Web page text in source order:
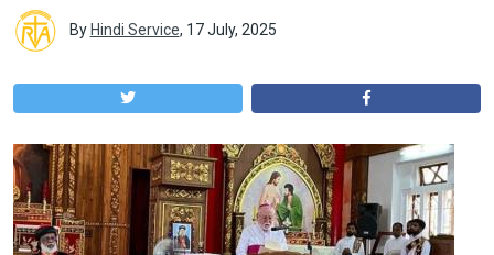
By Hindi Service, 17 July, 2025